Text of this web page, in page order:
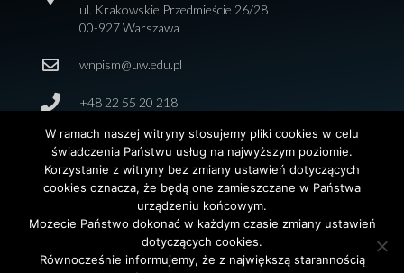
ul. Krakowskie Przedmieście 26/28
00-927 Warszawa
wnpism@uw.edu.pl
+48 22 55 20 218
© 2026 Wydział Nauk Politycznych i Studiów
Międzynarodowych. Uniwersytet Warszawski. All Rights
W ramach naszej witryny stosujemy pliki cookies w celu
świadczenia Państwu usług na najwyższym poziomie.
Korzystanie z witryny bez zmiany ustawień dotyczących
cookies oznacza, że będą one zamieszczane w Państwa
urządzeniu końcowym.
Możecie Państwo dokonać w każdym czasie zmiany ustawień
dotyczących cookies.
Równocześnie informujemy, że z największą starannością